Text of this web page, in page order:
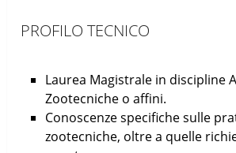
PROFILO TECNICO
Laurea Magistrale in discipline
Zootecniche o affini.
Conoscenze specifiche sulle
zootecniche, oltre a quelle